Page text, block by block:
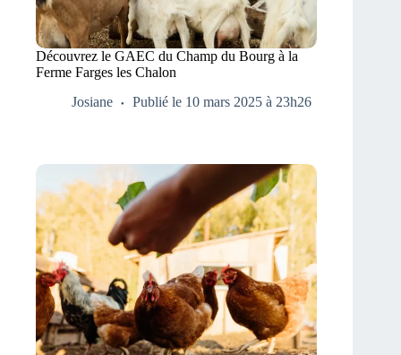
Découvrez le GAEC du Champ du Bourg à la
Ferme Farges les Chalon
Josiane
Publié le 10 mars 2025 à 23h26